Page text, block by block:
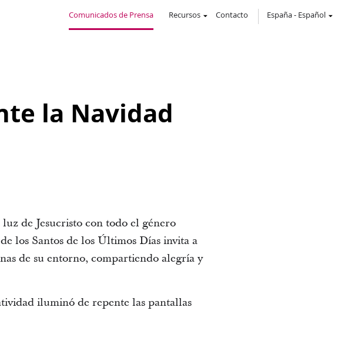
Comunicados de Prensa Recursos Contacto España- Español
la Navidad
de Jesucristo con todo el género
los Santos de los Últimos Días invita a
de su entorno, compartiendo alegría y
iluminó de repente las pantallas